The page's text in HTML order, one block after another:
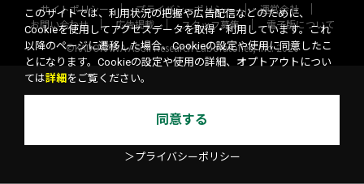
サイトポリシー プライバシーポリシー
運営会社
お問い合わせ
広告掲載 スタッフ募集
電子版について
©KADOKAWA ASCII Research Laboratories, Inc. 2026
このサイトでは、利用状況の把握や広告配信などのために、
Cookieを使用してアクセスデータを取得・利用しています。これ
以降のページに遷移した場合、Cookieの設定や使用に同意したこ
とになります。Cookieの設定や使用の詳細、オプトアウトについ
ては詳細 をご覧ください。
同意する
＞プライバシーポリシー